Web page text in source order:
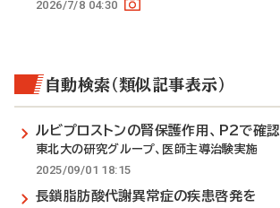
2026/7/8 04:30
自動検索（類似記事表示）
ルビプロストンの腎保護作用、P2で確認
東北大の研究グループ、医師主導治験実施
2025/09/01 18:15
長鎖脂肪酸代謝異常症の疾患啓発を